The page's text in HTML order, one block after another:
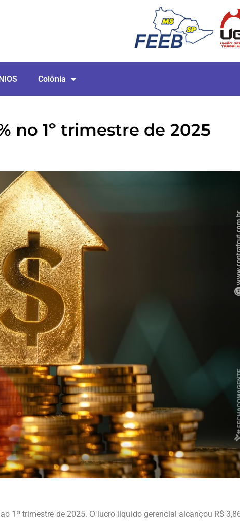
Colônia
no 1º trimestre de 2025
1º trimestre de 2025. O lucro líquido gerencial alcançou R$